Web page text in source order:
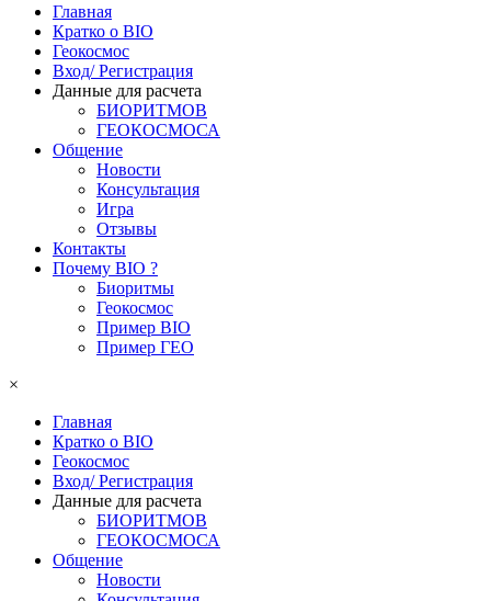
Главная
Кратко о BIO
Геокосмос
Вход/ Регистрация
Данные для расчета
БИОРИТМОВ
ГЕОКОСМОСА
Общение
Новости
Консультация
Игра
Отзывы
Контакты
Почему BIO ?
Биоритмы
Геокосмос
Пример BIO
Пример ГЕО
×
Главная
Кратко о BIO
Геокосмос
Вход/ Регистрация
Данные для расчета
БИОРИТМОВ
ГЕОКОСМОСА
Общение
Новости